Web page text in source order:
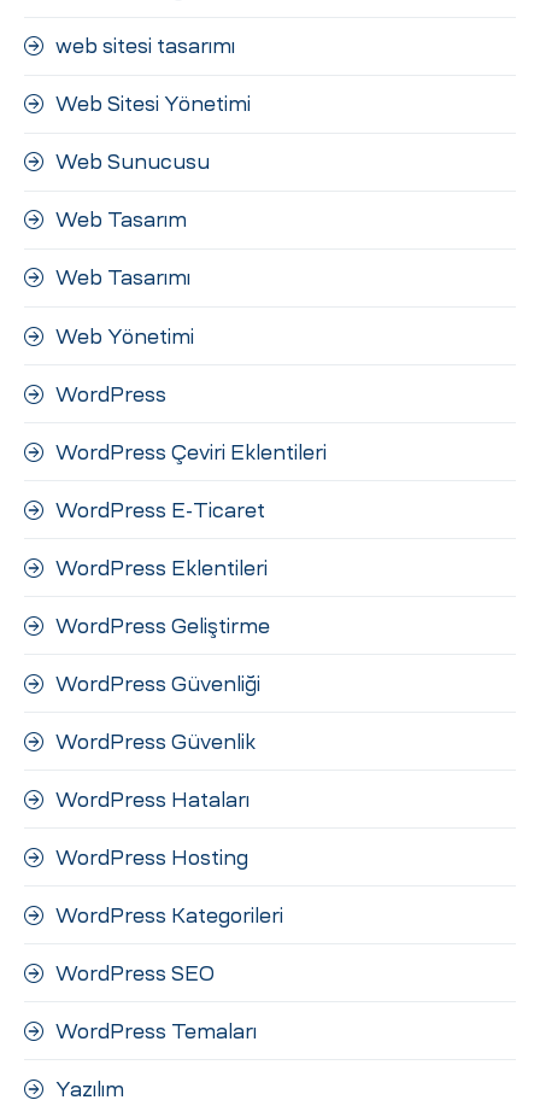
web sitesi tasarımı
Web Sitesi Yönetimi
Web Sunucusu
Web Tasarım
Web Tasarımı
Web Yönetimi
WordPress
WordPress Çeviri Eklentileri
WordPress E-Ticaret
WordPress Eklentileri
WordPress Geliştirme
WordPress Güvenliği
WordPress Güvenlik
WordPress Hataları
WordPress Hosting
WordPress Kategorileri
WordPress SEO
WordPress Temaları
Yazılım